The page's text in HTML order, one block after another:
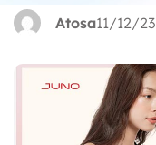
Atosa11/12/23